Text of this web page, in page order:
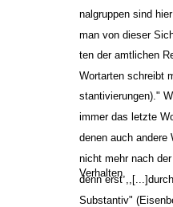
nalgruppen sind
man von dieser
ten der amtlichen
Wortarten schreibt
stantivierungen)."
immer das letzte
denen auch andere
nicht mehr nach
Verhalten,
denn erst
Substantiv"